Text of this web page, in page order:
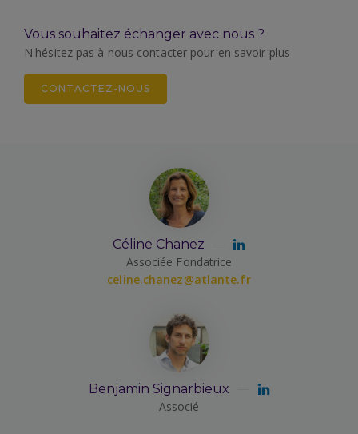
Vous souhaitez échanger avec nous ?
N'hésitez pas à nous contacter pour en savoir plus
CONTACTEZ-NOUS
Céline Chanez
Associée Fondatrice
celine.chanez@atlante.fr
Benjamin Signarbieux
Associé